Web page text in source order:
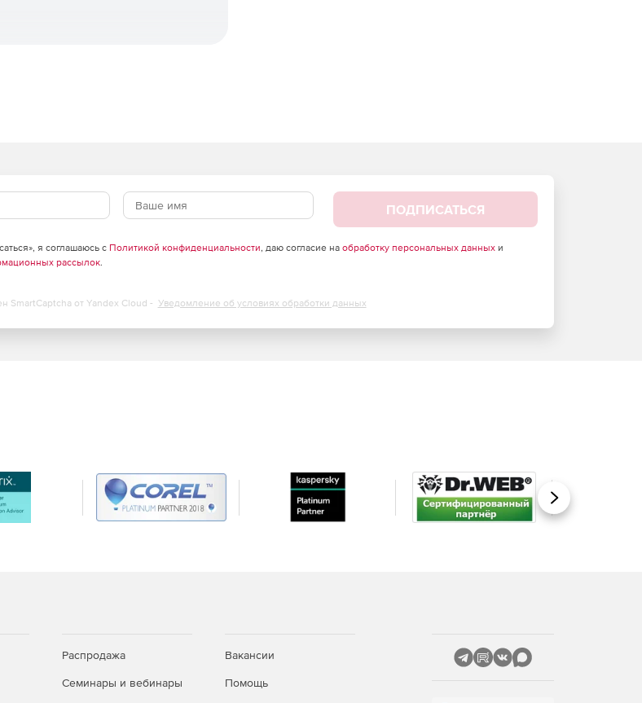
ПОДПИСАТЬСЯ
я соглашаюсь с Политикой конфиденциальности, даю согласие на обработку персональных данныхи
рассылок.
SmartCaptcha от Yandex Cloud - Уведомление об условиях обработки данных
Вперед
Распродажа
Семинары и вебинары
Вакансии
Помощь